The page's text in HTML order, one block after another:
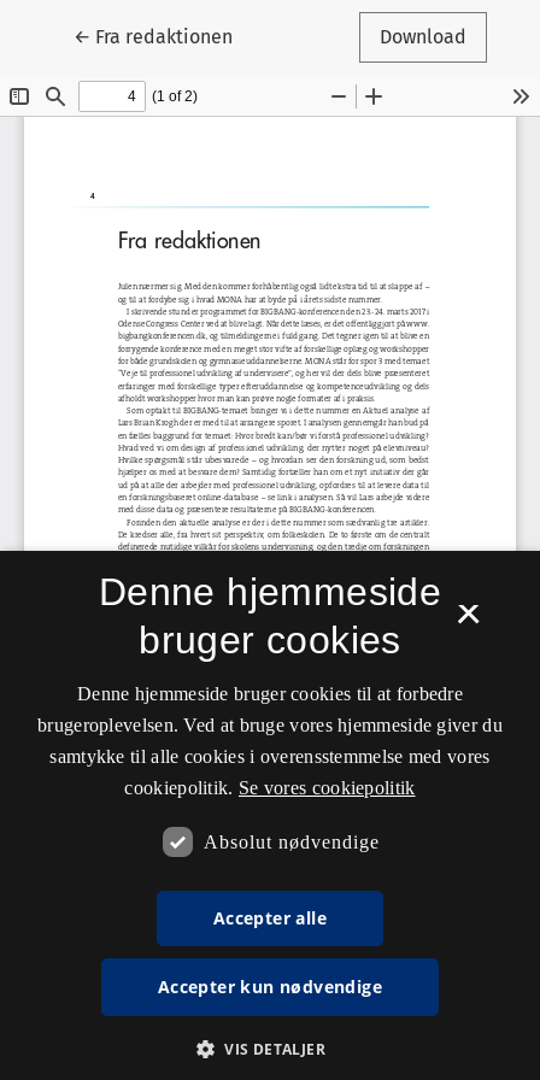
← Tilbage til artikeldetaljer
Fra redaktionen Download
×
Denne hjemmeside
bruger cookies
Denne hjemmeside bruger cookies til at forbedre
brugeroplevelsen. Ved at bruge vores hjemmeside giver du
samtykke til alle cookies i overensstemmelse med vores
cookiepolitik. Se vores cookiepolitik
Absolut nødvendige
Accepter alle
Accepter kun nødvendige
VIS DETALJER